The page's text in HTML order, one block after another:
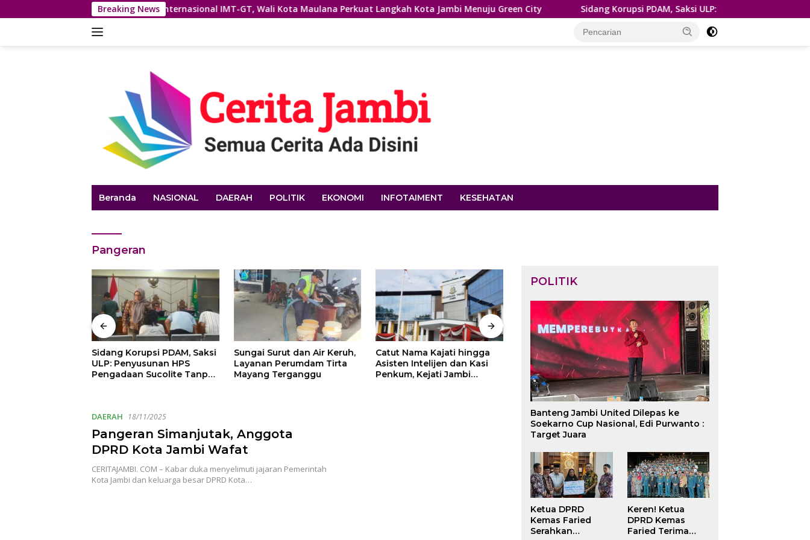
ke
Breaking News
Dari Forum Internasional IMT-GT, Wali Kota Maulana Perkuat Langkah Kota Jambi Menuju Green City Sidang Korupsi PDAM, Saksi ULP: Penyusunan HPS
Beranda NASIONAL DAERAH POLITIK EKONOMI INFOTAIMENT KESEHATAN
Pangeran
Sidang Korupsi PDAM, Saksi
ULP: Penyusunan HPS
Pengadaan Sucolite Tanpa
Sungai Surut dan Air Keruh,
Layanan Perumdam Tirta
Mayang Terganggu
Catut Nama Kajati hingga
Asisten Intelijen dan Kasi
Penkum, Kejati Jambi
Bea Cukai Jambi Ungkap
Peredaran Rokok Ilegal,
Pelanggar Bayar Denda
Rp250 Juta Lewat
Mekanisme Ultimum
Pj Kades Jadi Saksi Korupsi
Dana Peremajaan Sawit di
Batang Hari, Dana PSR
Masih Sisa Rp 467 Juta di
Bank Jambi
DAERAH
18/11/2025
Pangeran Simanjutak, Anggota
DPRD Kota Jambi Wafat
CERITAJAMBI. COM – Kabar duka menyelimuti jajaran Pemerintah
Kota Jambi dan keluarga besar DPRD Kota…
POLITIK
Banteng Jambi United Dilepas ke
Soekarno Cup Nasional, Edi Purwanto :
Target Juara
Ketua DPRD
Kemas Faried
Serahkan
Keren! Ketua
DPRD Kemas
Faried Terima